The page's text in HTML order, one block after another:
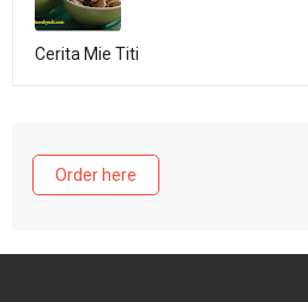
Cerita Mie Titi
Order here